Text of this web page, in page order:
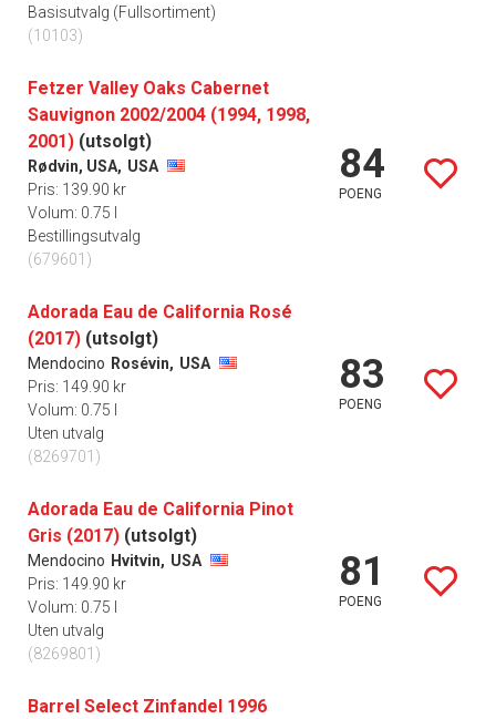
Basisutvalg (Fullsortiment)
(10103)
Fetzer Valley Oaks Cabernet
Sauvignon 2002/2004 (1994, 1998,
2001) (utsolgt)
Rødvin, USA, USA
Pris: 139.90 kr
Volum: 0.75 l
Bestillingsutvalg
(679601)
84
POENG
Adorada Eau de California Rosé
(2017) (utsolgt)
Mendocino Rosévin, USA
Pris: 149.90 kr
Volum: 0.75 l
Uten utvalg
(8269701)
83
POENG
Adorada Eau de California Pinot
Gris (2017) (utsolgt)
Mendocino Hvitvin, USA
Pris: 149.90 kr
Volum: 0.75 l
Uten utvalg
(8269801)
81
POENG
Barrel Select Zinfandel 1996